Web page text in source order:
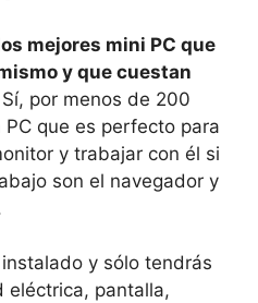
mejores mini PC que
y que cuestan
por menos de 200
que es perfecto para
y trabajar con él si
son el navegador y
y sólo tendrás
eléctrica, pantalla,